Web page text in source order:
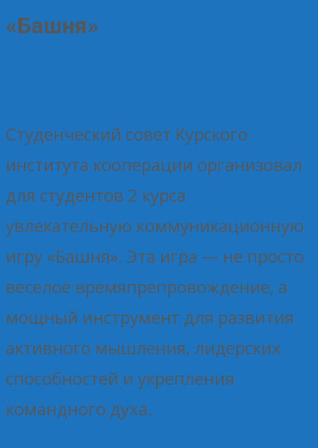
«Башня»
Студенческий совет Курского
института кооперации организовал
для студентов 2 курса
увлекательную коммуникационную
игру «Башня». Эта игра — не просто
веселое времяпрепровождение, а
мощный инструмент для развития
активного мышления, лидерских
способностей и укрепления
командного духа.